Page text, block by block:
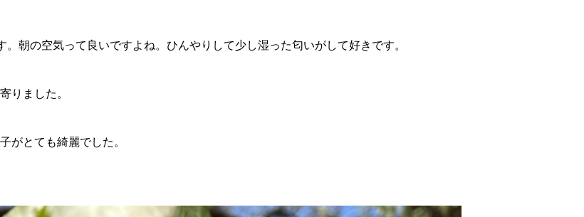
朝の空気って良いですよね。ひんやりして少し湿った匂いがして好きです。
りました。
がとても綺麗でした。